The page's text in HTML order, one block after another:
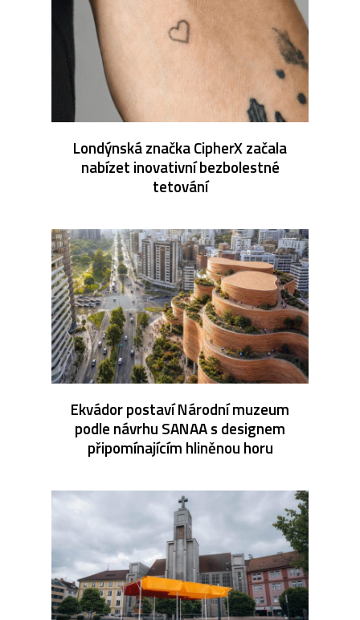
Londýnská značka CipherX začala
nabízet inovativní bezbolestné
tetování
Ekvádor postaví Národní muzeum
podle návrhu SANAA s designem
připomínajícím hliněnou horu